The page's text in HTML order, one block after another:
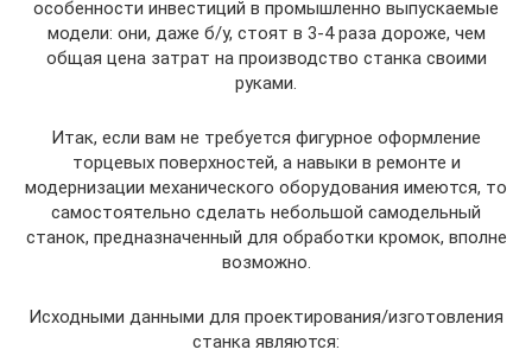
особенности инвестиций в промышленно выпускаемые
модели: они, даже б/у, стоят в 3-4 раза дороже, чем
общая цена затрат на производство станка своими
руками.
Итак, если вам не требуется фигурное оформление
торцевых поверхностей, а навыки в ремонте и
модернизации механического оборудования имеются, то
самостоятельно сделать небольшой самодельный
станок, предназначенный для обработки кромок, вполне
возможно.
Исходными данными для проектирования/изготовления
станка являются: